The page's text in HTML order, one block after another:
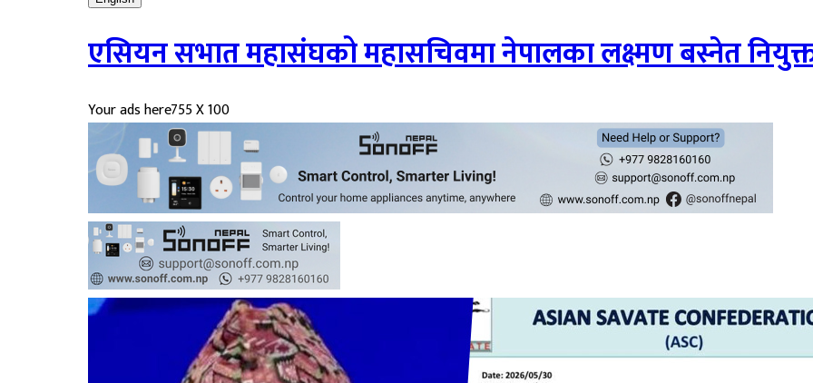
एसियन सभात महासंघको महासचिवमा नेपालका लक्ष्मण बस्नेत
Your ads here755 X 100